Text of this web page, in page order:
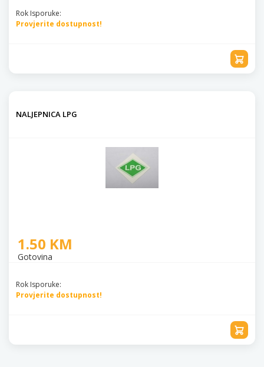
Rok Isporuke:
Provjerite dostupnost!
NALJEPNICA LPG
1.50 KM
Gotovina
Rok Isporuke:
Provjerite dostupnost!